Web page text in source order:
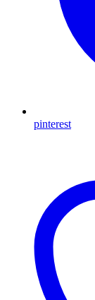
pinterest